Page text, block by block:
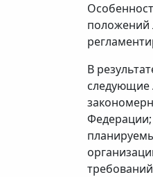
положений
В
следующие